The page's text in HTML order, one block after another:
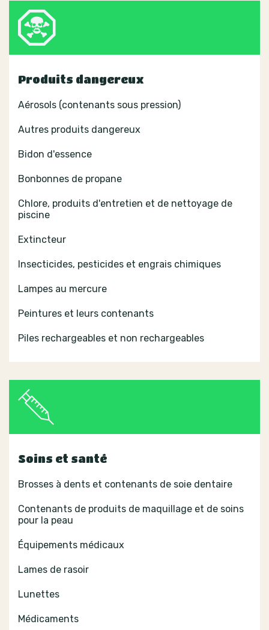
Produits dangereux
Aérosols (contenants sous pression)
Autres produits dangereux
Bidon d'essence
Bonbonnes de propane
Chlore, produits d'entretien et de nettoyage de
piscine
Extincteur
Insecticides, pesticides et engrais chimiques
Lampes au mercure
Peintures et leurs contenants
Piles rechargeables et non rechargeables
Soins et santé
Brosses à dents et contenants de soie dentaire
Contenants de produits de maquillage et de soins
pour la peau
Équipements médicaux
Lames de rasoir
Lunettes
Médicaments